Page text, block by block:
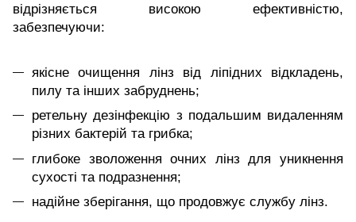
відрізняється високою ефективністю,
забезпечуючи:
якісне очищення лінз від ліпідних відкладень,
пилу та інших забруднень;
ретельну дезінфекцію з подальшим видаленням
різних бактерій та грибка;
глибоке зволоження очних лінз для уникнення
сухості та подразнення;
надійне зберігання, що продовжує службу лінз.